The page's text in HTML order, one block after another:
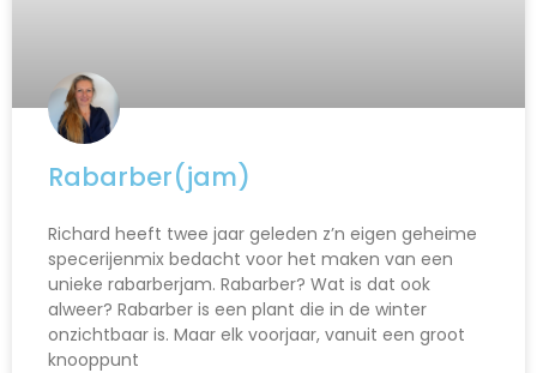
Rabarber(jam)
Richard heeft twee jaar geleden z’n eigen geheime
specerijenmix bedacht voor het maken van een
unieke rabarberjam. Rabarber? Wat is dat ook
alweer? Rabarber is een plant die in de winter
onzichtbaar is. Maar elk voorjaar, vanuit een groot
knooppunt